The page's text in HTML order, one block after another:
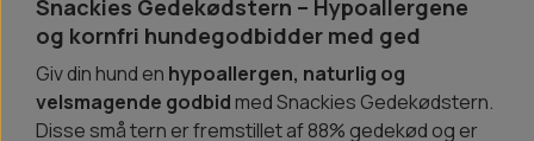
Snackies Gedekødstern – Hypoallergene
og kornfri hundegodbidder med ged
Giv din hund en hypoallergen, naturlig og
velsmagende godbid med Snackies Gedekødstern.
Disse små tern er fremstillet af 88% gedekød og er